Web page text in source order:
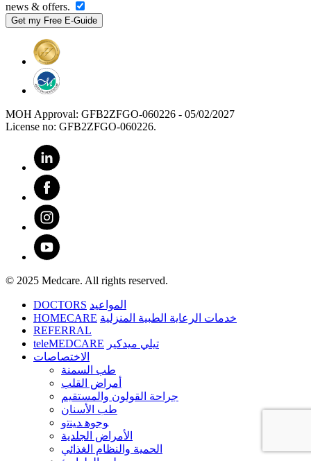
news & offers.
MOH Approval: GFB2ZFGO-060226 - 05/02/2027
License no: GFB2ZFGO-060226.
© 2025 Medcare. All rights reserved.
DOCTORS المواعيد
HOMECARE خدمات الرعاية الطبية المنزلية
REFERRAL
teleMEDCARE تيلي ميدكير
الاختصاصات
طب السمنة
أمراض القلب
جراحة القولون والمستقيم
طب الأسنان
ﻮﺟﻮﻫ ﺪﻴﻨﺗﻭ
الأمراض الجلدية
الحمية والنظام الغذائي